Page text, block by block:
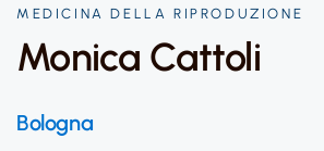
MEDICINA DELLA RIPRODUZIONE
Monica Cattoli
Bologna